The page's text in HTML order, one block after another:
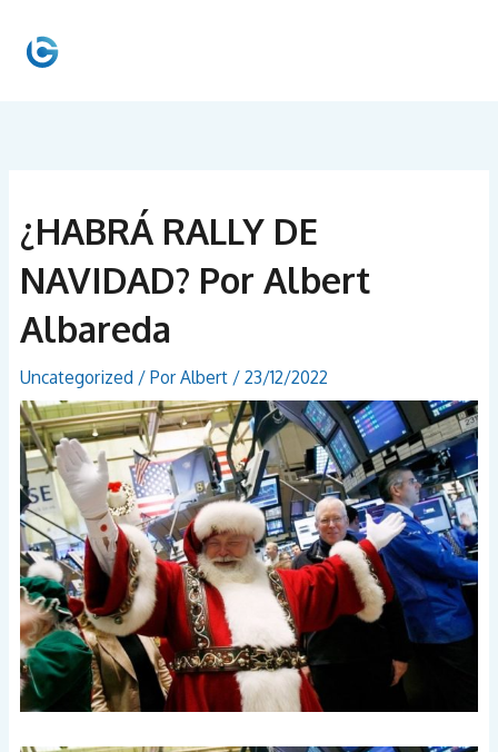
contenido
¿HABRÁ RALLY DE
NAVIDAD? Por Albert
Albareda
Uncategorized / PorAlbert /23/12/2022